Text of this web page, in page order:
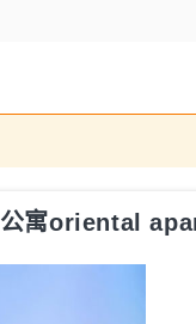
公寓oriental